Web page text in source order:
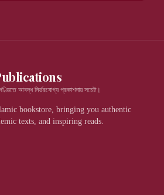
আবদ্ধ নির্ভরযোগ্য প্রকাশনায় সচেষ্ট।
bookstore, bringing you authentic
texts, and inspiring reads.